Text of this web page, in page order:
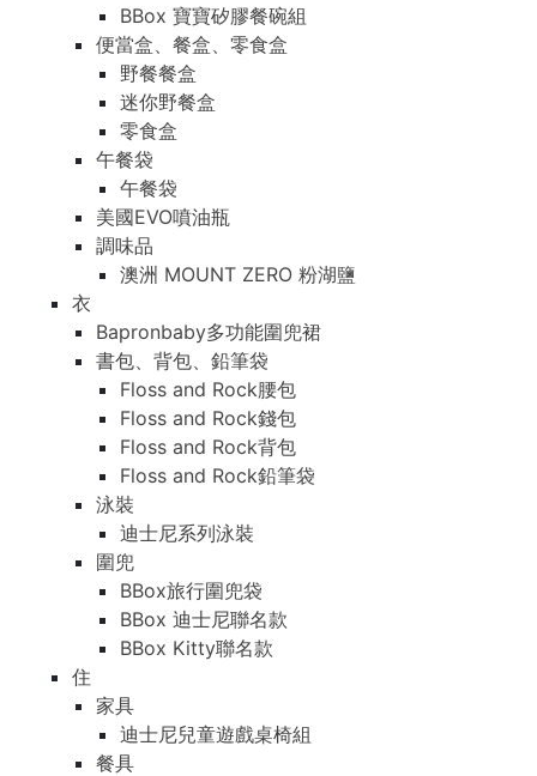
BBox 寶寶矽膠餐碗組
便當盒、餐盒、零食盒
野餐餐盒
迷你野餐盒
零食盒
午餐袋
午餐袋
美國EVO噴油瓶
調味品
澳洲 MOUNT ZERO 粉湖鹽
衣
Bapronbaby多功能圍兜裙
書包、背包、鉛筆袋
Floss and Rock腰包
Floss and Rock錢包
Floss and Rock背包
Floss and Rock鉛筆袋
泳裝
迪士尼系列泳裝
圍兜
BBox旅行圍兜袋
BBox 迪士尼聯名款
BBox Kitty聯名款
住
家具
迪士尼兒童遊戲桌椅組
餐具